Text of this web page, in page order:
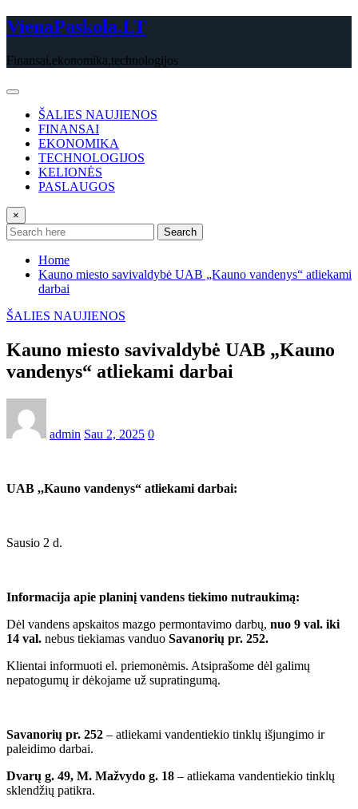
Skip
to
VienaPaskola.LT
Finansai,ekonomika,technologijos
ŠALIES NAUJIENOS
FINANSAI
EKONOMIKA
TECHNOLOGIJOS
KELIONĖS
PASLAUGOS
×
Search
Home
Kauno miesto savivaldybė UAB „Kauno vandenys“ atliekami
darbai
ŠALIES NAUJIENOS
Kauno miesto savivaldybė UAB „Kauno
vandenys“ atliekami darbai
admin Sau 2, 2025 0
UAB ,,Kauno vandenys“ atliekami darbai:
Sausio 2 d.
Informacija apie planinį vandens tiekimo nutraukimą:
Dėl vandens apskaitos mazgo permontavimo darbų, nuo 9 val. iki
14 val. nebus tiekiamas vanduo Savanorių pr. 252.
Klientai informuoti el. priemonėmis. Atsiprašome dėl galimų
nepatogumų ir dėkojame už supratingumą.
Savanorių pr. 252 – atliekami vandentiekio tinklų išjungimo ir
paleidimo darbai.
Dvarų g. 49, M. Mažvydo g. 18 – atliekama vandentiekio tinklų
sklendžių patikra.